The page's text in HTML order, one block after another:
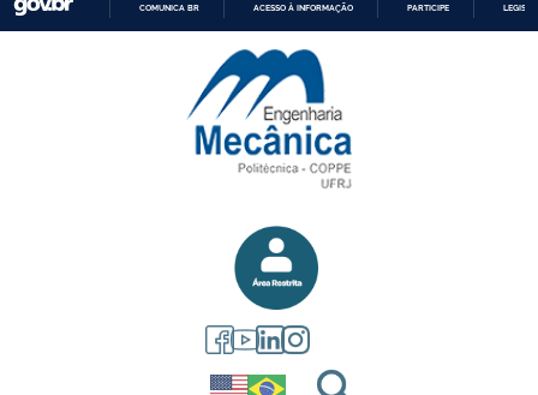
PARA
CONTEÚDO
COMUNICA BR ACESSO À INFORMAÇÃO PARTICIPE